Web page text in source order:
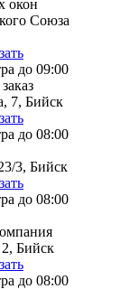
окон
Союза
до 09:00
7, Бийск
до 08:00
3, Бийск
до 08:00
Бийск
до 08:00